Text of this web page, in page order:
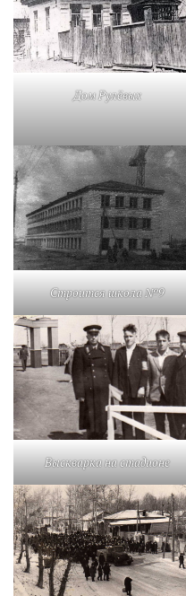
Дом Рулёвых
Строится школа №9
Выскварка на стадионе